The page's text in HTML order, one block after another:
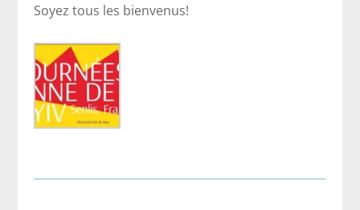
Soyez tous les bienvenus!